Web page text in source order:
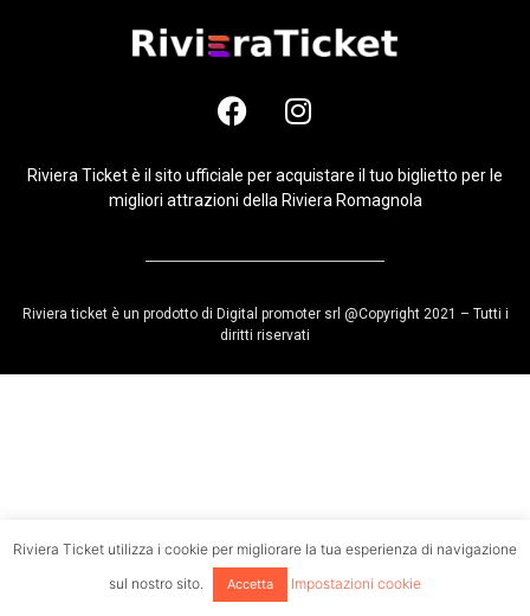
Riviera Ticket è il sito ufficiale per acquistare il tuo biglietto per le
migliori attrazioni della Riviera Romagnola
Riviera ticket è un prodotto di Digital promoter srl @Copyright 2021 – Tutti i
diritti riservati
Riviera Ticket utilizza i cookie per migliorare la tua esperienza di navigazione
sul nostro sito.
Accetta Impostazioni cookie